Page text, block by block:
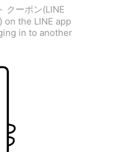
クーポン(LINE
on the LINE app
in to another